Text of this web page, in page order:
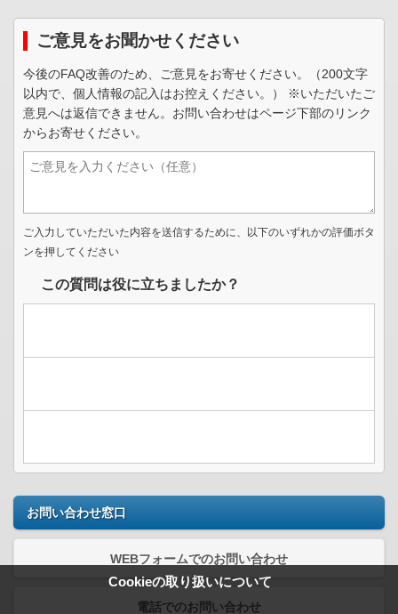
Cookieの取り扱いについて
ご意見をお聞かせください
今後のFAQ改善のため、ご意見をお寄せください。（200文字
以内で、個人情報の記入はお控えください。） ※いただいたご
意見へは返信できません。お問い合わせはページ下部のリンク
からお寄せください。
ご入力していただいた内容を送信するために、以下のいずれかの評価ボタ
ンを押してください
この質問は役に立ちましたか？
お問い合わせ窓口
WEBフォームでのお問い合わせ
電話でのお問い合わせ